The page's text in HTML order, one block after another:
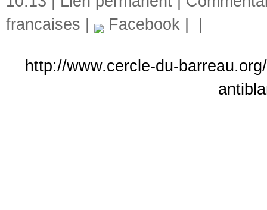
francaises
Facebook
http://www.cercle-du-